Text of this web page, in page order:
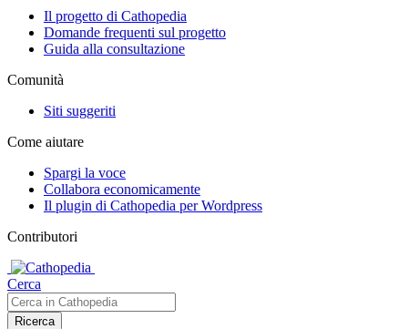
Il progetto di Cathopedia
Domande frequenti sul progetto
Guida alla consultazione
Comunità
Siti suggeriti
Come aiutare
Spargi la voce
Collabora economicamente
Il plugin di Cathopedia per Wordpress
Contributori
Cerca
Ricerca